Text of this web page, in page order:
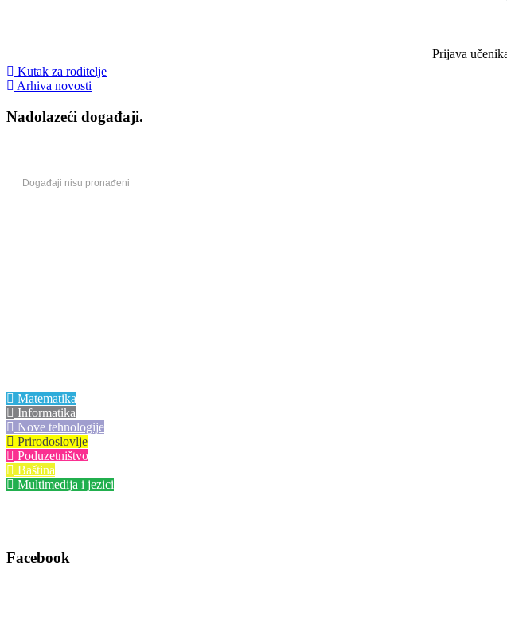
Prijava
Kutak za roditelje
Arhiva novosti
Nadolazeći događaji.
Događaji nisu pronađeni
Matematika
Informatika
Nove tehnologije
Prirodoslovlje
Poduzetništvo
Baština
Multimedija i jezici
Facebook